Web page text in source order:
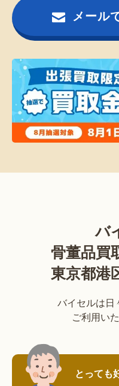
メール
バ
骨董品買
東京都港
バイセルは日
ご利用い
とっても